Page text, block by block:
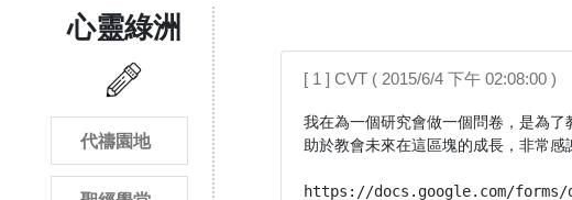
心靈綠洲
代禱園地
[ 1 ] CVT ( 2015/6/4 下午 02:08:00 )
我在為一個研究會做一個問卷，是為
助於教會未來在這區塊的成長，非常感
https://docs.google.com/forms/d/